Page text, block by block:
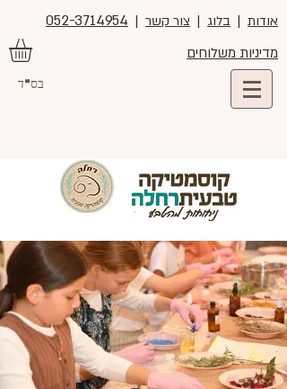
אודות | בלוג | צור קשר |
052-3714954
מדיניות משלוחים
בס"ד